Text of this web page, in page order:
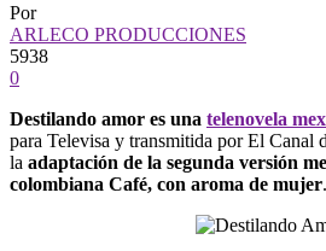
Por
ARLECO PRODUCCIONES
5938
0
Destilando amor es una telenovela
para Televisa y transmitida por El Canal
la adaptación de la segunda versión
colombiana Café, con aroma de mujer.